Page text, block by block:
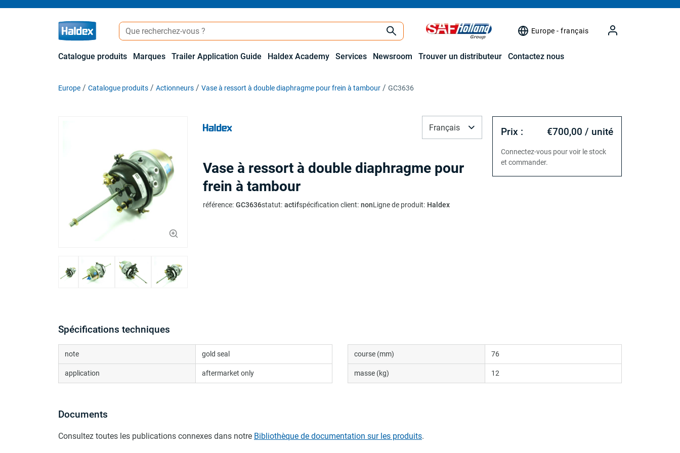
Europe - français
Catalogue produits Marques Trailer Application Guide Haldex Academy Services Newsroom Trouver un distributeur Contactez nous
Europe Catalogue produits Actionneurs Vase à ressort à double diaphragme pour frein à tambour GC3636
Vase à ressort à double diaphragme pour
frein à tambour
référence: GC3636statut: actifspécification client: nonLigne de produit: Haldex
Français Prix : €700,00 / unité
Connectez-vous pour voir le stock
et commander.
Spécifications techniques
note gold seal
application aftermarket only
course (mm) 76
masse (kg) 12
Documents
Consultez toutes les publications connexes dans notre Bibliothèque de documentation sur les produits.